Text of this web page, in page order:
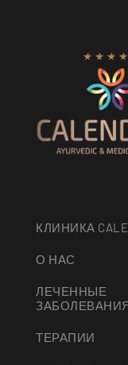
КЛИНИКА
О НАС
ЛЕЧЕННЫЕ
ТЕРАПИИ